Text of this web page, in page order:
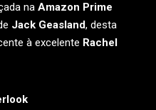
na Amazon Prime
Jack Geasland, desta
à excelente Rachel